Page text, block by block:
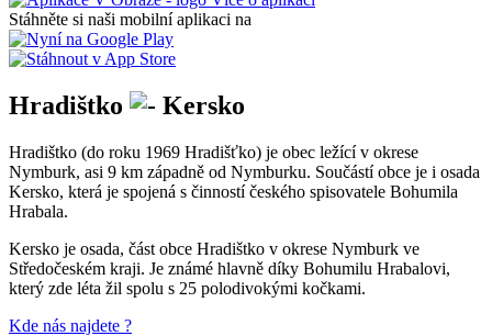
Stáhněte si naši mobilní aplikaci na
Hradištko Kersko
Hradištko (do roku 1969 Hradišťko) je obec ležící v okrese
Nymburk, asi 9 km západně od Nymburku. Součástí obce je i osada
Kersko, která je spojená s činností českého spisovatele Bohumila
Hrabala.
Kersko je osada, část obce Hradištko v okrese Nymburk ve
Středočeském kraji. Je známé hlavně díky Bohumilu Hrabalovi,
který zde léta žil spolu s 25 polodivokými kočkami.
Kde nás najdete ?